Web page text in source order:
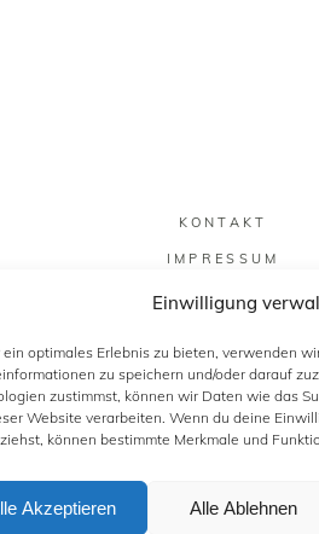
Einwilligung
ein optimales Erlebnis zu bieten, verwenden
zu speichern und/oder darauf
zustimmst, können wir Daten wie das
Website verarbeiten. Wenn du deine
können bestimmte Merkmale und
Akzeptieren Alle Ablehnen
KONTAKT
IMPRESSUM
DATENSCHUTZ